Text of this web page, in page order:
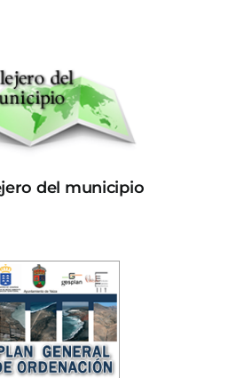
del municipio